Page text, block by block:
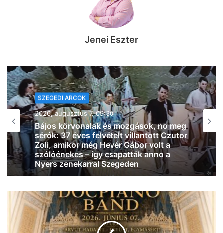
Jenei Eszter
SZEGEDI ARCOK
2026, augusztus 7. 07:58
Le a kalappal: az SZTE Mérnöki Kar
csapata Franciaországot is
meghódíthatja, Magyarországot és
Szegedet képviselhetik az európai
döntőben